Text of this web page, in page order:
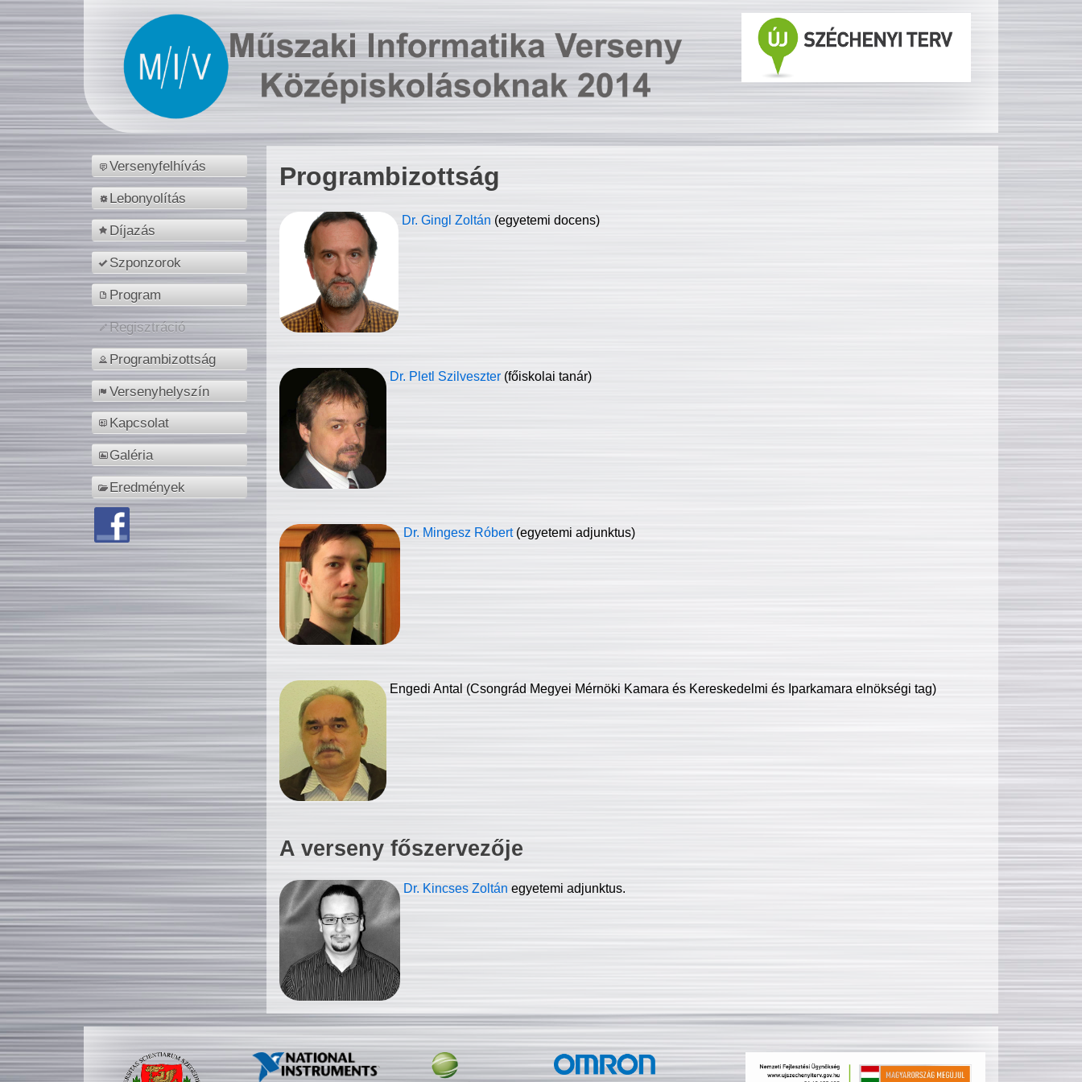
Versenyfelhívás
Lebonyolítás
Díjazás
Szponzorok
Program
Regisztráció
Programbizottság
Versenyhelyszín
Kapcsolat
Galéria
Eredmények
Programbizottság
Dr. Gingl Zoltán (egyetemi docens)
Dr. Pletl Szilveszter (főiskolai tanár)
Dr. Mingesz Róbert (egyetemi adjunktus)
Engedi Antal (Csongrád Megyei Mérnöki Kamara és Kereskedelmi és Iparkamara elnökségi tag)
A verseny főszervezője
Dr. Kincses Zoltán egyetemi adjunktus.